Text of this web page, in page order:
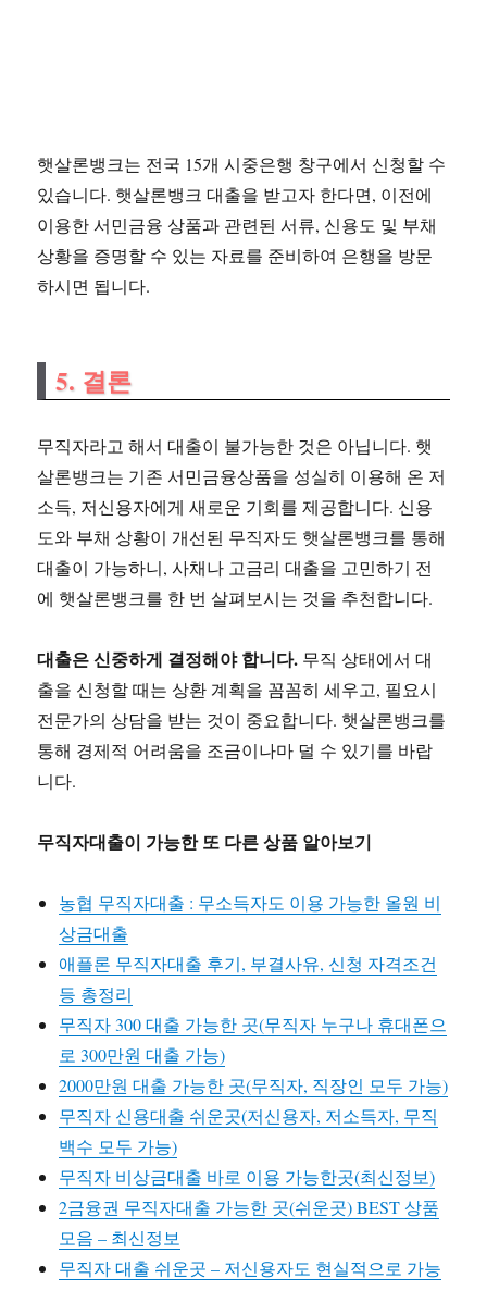
햇살론뱅크는 전국 15개 시중은행 창구에서 신청할 수
있습니다. 햇살론뱅크 대출을 받고자 한다면, 이전에
이용한 서민금융 상품과 관련된 서류, 신용도 및 부채
상황을 증명할 수 있는 자료를 준비하여 은행을 방문
하시면 됩니다.
5. 결론
무직자라고 해서 대출이 불가능한 것은 아닙니다. 햇
살론뱅크는 기존 서민금융상품을 성실히 이용해 온 저
소득, 저신용자에게 새로운 기회를 제공합니다. 신용
도와 부채 상황이 개선된 무직자도 햇살론뱅크를 통해
대출이 가능하니, 사채나 고금리 대출을 고민하기 전
에 햇살론뱅크를 한 번 살펴보시는 것을 추천합니다.
대출은 신중하게 결정해야 합니다. 무직 상태에서 대
출을 신청할 때는 상환 계획을 꼼꼼히 세우고, 필요시
전문가의 상담을 받는 것이 중요합니다. 햇살론뱅크를
통해 경제적 어려움을 조금이나마 덜 수 있기를 바랍
니다.
무직자대출이 가능한 또 다른 상품 알아보기
농협 무직자대출 : 무소득자도 이용 가능한 올원 비
상금대출
애플론 무직자대출 후기, 부결사유, 신청 자격조건
등 총정리
무직자 300 대출 가능한 곳(무직자 누구나 휴대폰으
로 300만원 대출 가능)
2000만원 대출 가능한 곳(무직자, 직장인 모두 가능)
무직자 신용대출 쉬운곳(저신용자, 저소득자, 무직
백수 모두 가능)
무직자 비상금대출 바로 이용 가능한곳(최신정보)
2금융권 무직자대출 가능한 곳(쉬운곳) BEST 상품
모음 – 최신정보
무직자 대출 쉬운곳 – 저신용자도 현실적으로 가능